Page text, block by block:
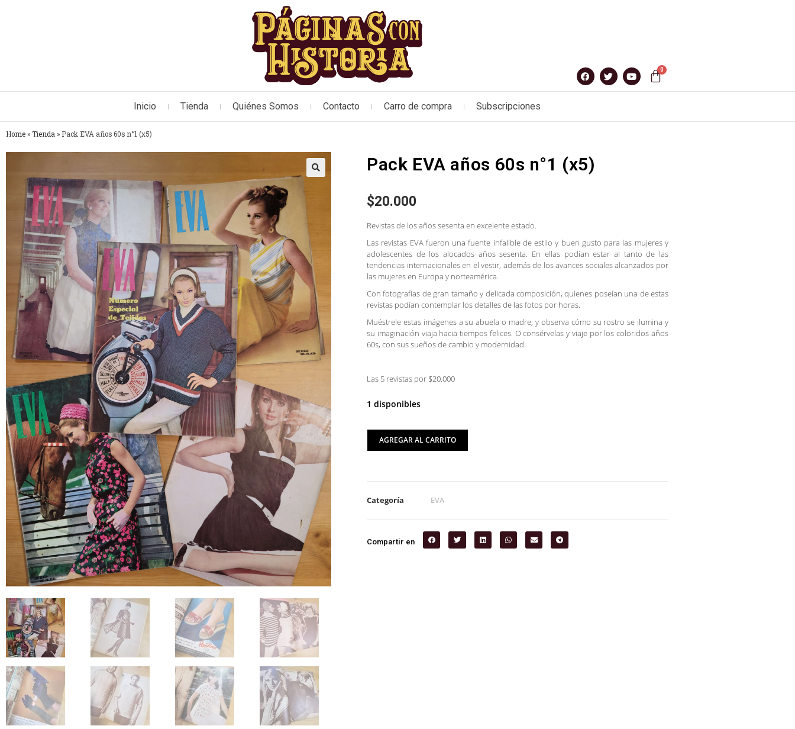
Inicio Tienda Quiénes Somos Contacto Carro de compra Subscripciones
Home » Tienda » Pack EVA años 60s n°1 (x5)
Pack EVA años 60s n°1 (x5)
$20.000
Revistas de los años sesenta en excelente estado.
Las revistas EVA fueron una fuente infalible de estilo y buen gusto para las mujeres y
adolescentes de los alocados años sesenta. En ellas podían estar al tanto de las
tendencias internacionales en el vestir, además de los avances sociales alcanzados por
las mujeres en Europa y norteamérica.
Con fotografías de gran tamaño y delicada composición, quienes poseían una de estas
revistas podían contemplar los detalles de las fotos por horas.
Muéstrele estas imágenes a su abuela o madre, y observa cómo su rostro se ilumina y
su imaginación viaja hacia tiempos felices. O consérvelas y viaje por los coloridos años
60s, con sus sueños de cambio y modernidad.
Las 5 revistas por $20.000
1 disponibles
AGREGAR AL CARRITO
Categoría EVA
Compartir en